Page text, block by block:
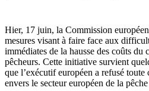
Hier, 17 juin, la Commission
mesures visant à faire face aux
immédiates de la hausse des coûts du
pêcheurs. Cette initiative survient
que l’exécutif européen a refusé toute
envers le secteur européen de la